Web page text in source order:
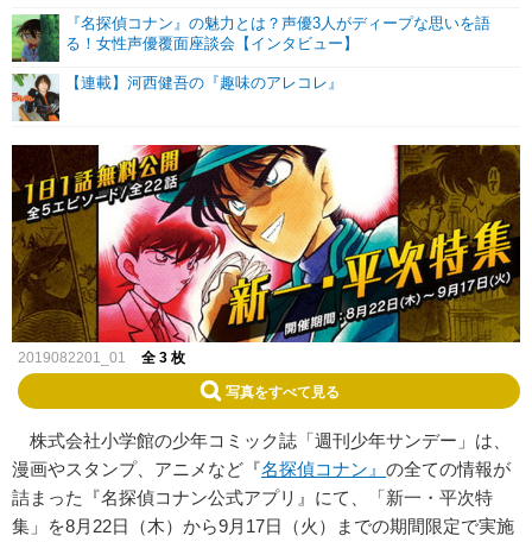
『名探偵コナン』の魅力とは？声優3人がディープな思いを語
る！女性声優覆面座談会【インタビュー】
【連載】河西健吾の『趣味のアレコレ』
2019082201_01 全 3 枚
写真をすべて見る
株式会社小学館の少年コミック誌「週刊少年サンデー」は、
漫画やスタンプ、アニメなど『名探偵コナン』 の全ての情報が
詰まった『名探偵コナン公式アプリ』にて、「新一・平次特
集」を8月22日（木）から9月17日（火）までの期間限定で実施